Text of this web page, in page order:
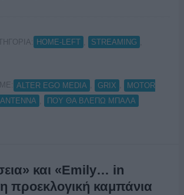
HOME-LEFT STREAMING
ALTER EGO MEDIA GRIΧ
MOTOR
ΑΝΤΕΝΝΑ ΠΟΥ ΘΑ ΒΛΕΠΩ ΜΠΑΛΑ
και «Emily… in
προεκλογική καμπάνια